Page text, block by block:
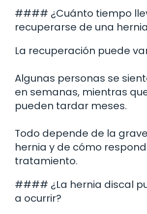
#### ¿Cuánto tiempo
recuperarse de una
La recuperación puede
Algunas personas se
en semanas, mientras
pueden tardar meses.
Todo depende de la
hernia y de cómo
tratamiento.
#### ¿La hernia discal
a ocurrir?